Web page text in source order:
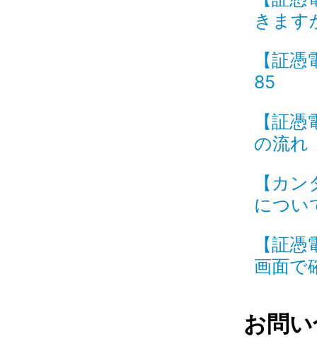
きま
【証
85
【証
の流
【カ
につ
【証
画面で
お問